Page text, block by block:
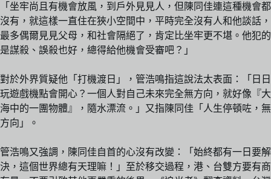
「坐牢尚且有機會放風，到戶外見見人，但陳同佳連這種機會都
沒有，就這樣一直住在狹小空間中，平時完全沒有人和他談話，
最多偶爾見見父母，和社會隔絕了，肯定比坐牢更不堪。他犯的
是謀殺、誤殺也好，總得給他機會受審吧？」
對於外界質疑他「打機渡日」，管浩鳴指這說法太表面：「日日
玩遊戲機點會開心？一個人對自己未來完全無方向，就好像『大
海中的一團物體』，隨水漂流。」又指陳同佳「人生停頓咗，無
方向」。
管浩鳴又強調，陳同佳自首的心沒有改變：「始終都有一日要解
決，這個世界總有天理嘛！」至於移交過程，港、台雙方要有商